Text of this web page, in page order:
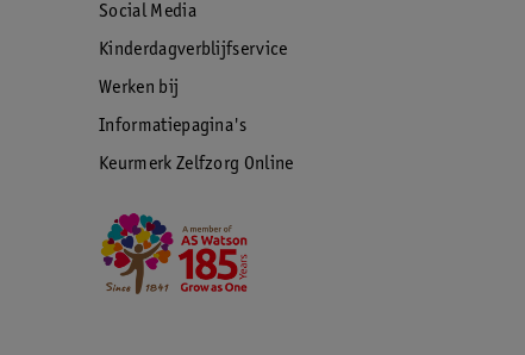
Social Media
Kinderdagverblijfservice
Werken bij
Informatiepagina's
Keurmerk Zelfzorg Online